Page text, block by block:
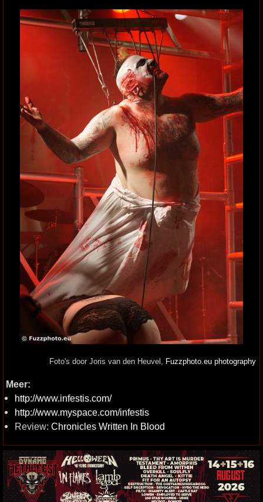
Foto's door Joris van den Heuvel, Fuzzphoto.eu photography
Meer:
http://www.infestis.com/
http://www.myspace.com/infestis
Review: Chronicles Written In Blood